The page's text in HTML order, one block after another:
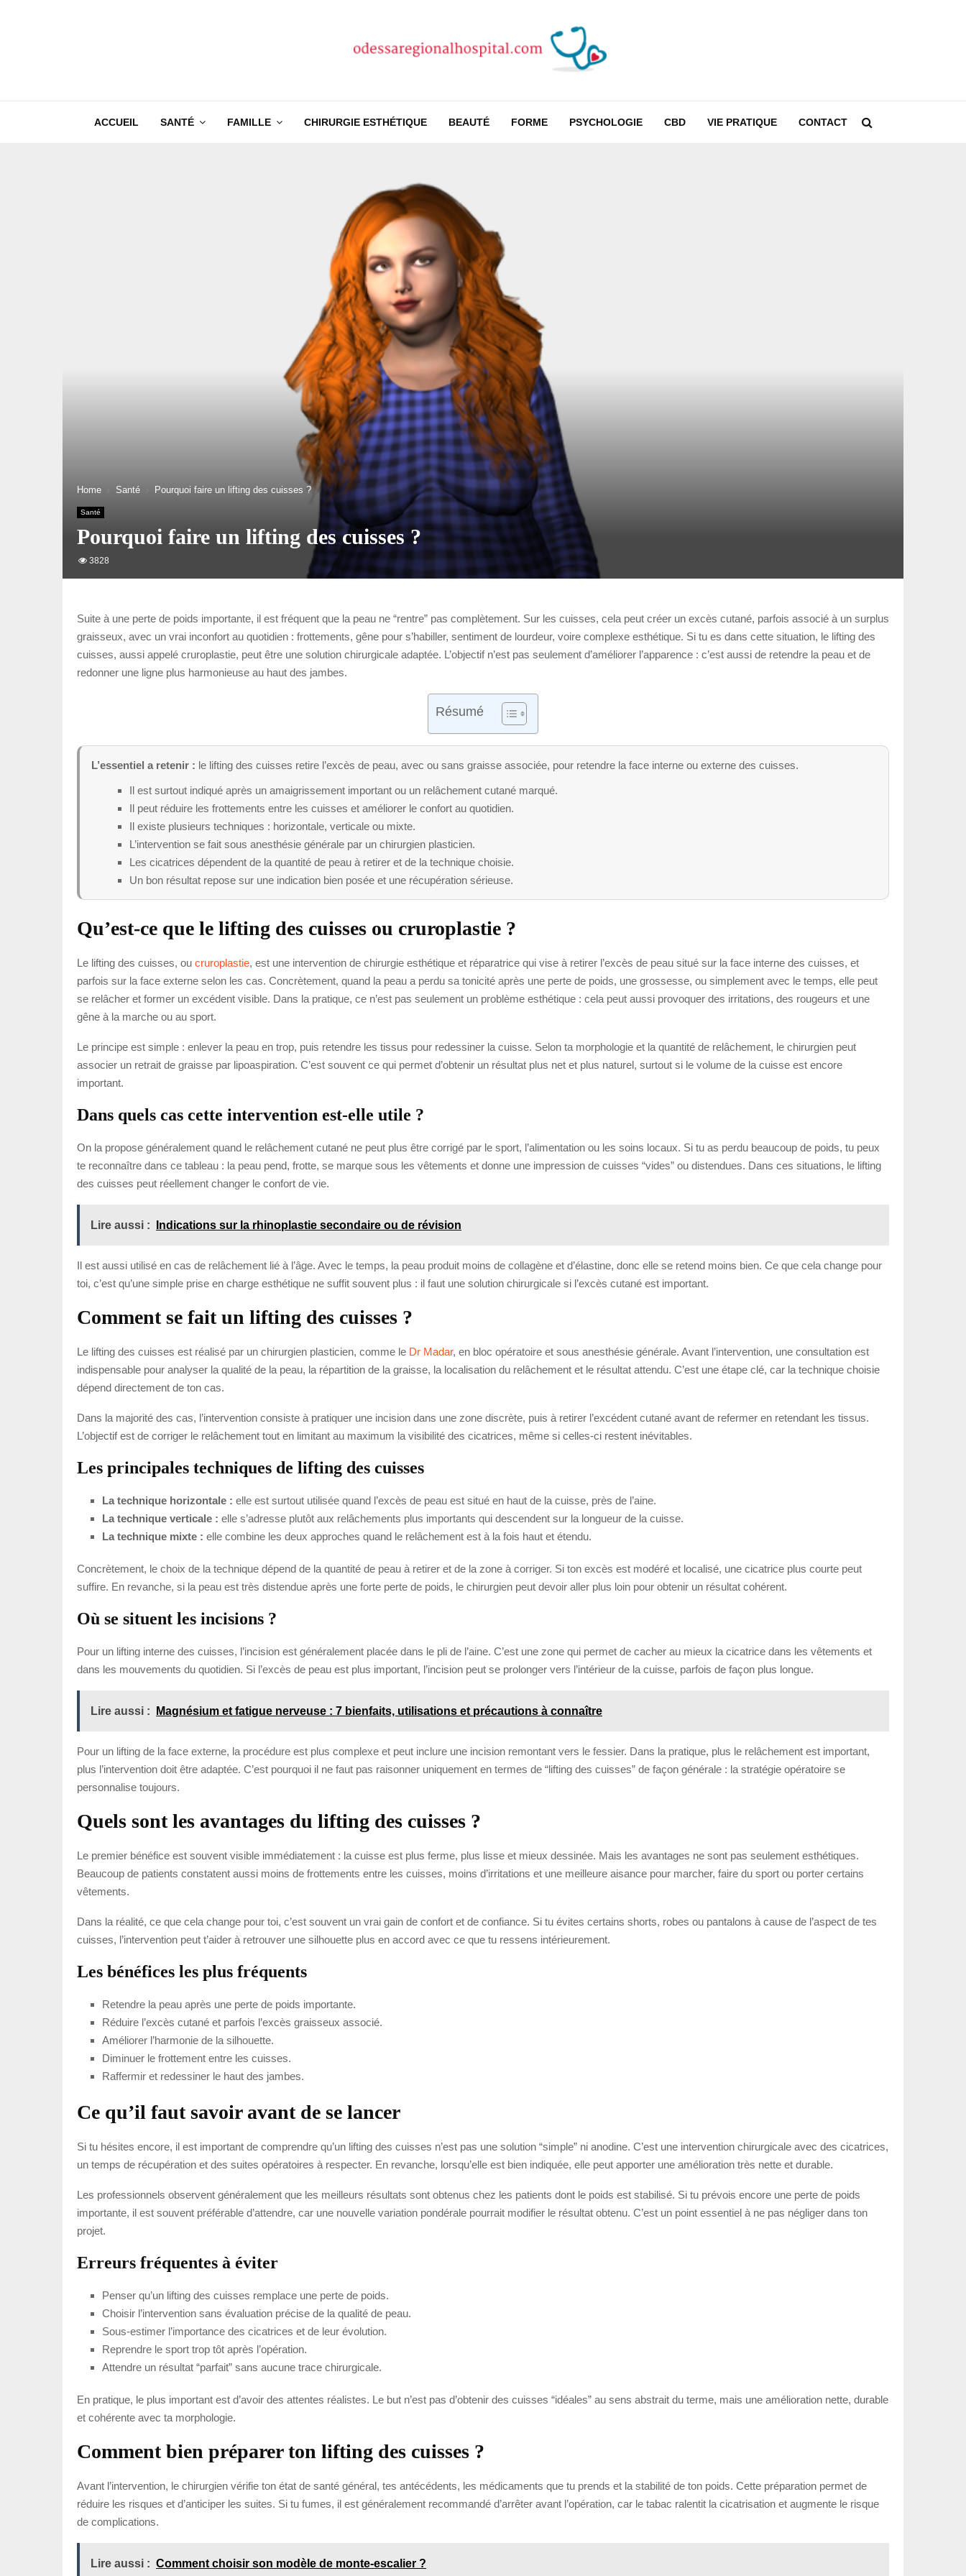
ACCUEIL SANTÉ FAMILLE CHIRURGIE ESTHÉTIQUE BEAUTÉ FORME PSYCHOLOGIE CBD VIE PRATIQUE CONTACT
Home Santé Pourquoi faire un lifting des cuisses ?
Santé
Pourquoi faire un lifting des cuisses ?
3828
Suite à une perte de poids importante, il est fréquent que la peau ne “rentre” pas complètement. Sur les cuisses, cela peut créer un excès cutané, parfois associé à un surplus
graisseux, avec un vrai inconfort au quotidien : frottements, gêne pour s’habiller, sentiment de lourdeur, voire complexe esthétique. Si tu es dans cette situation, le lifting des
cuisses, aussi appelé cruroplastie, peut être une solution chirurgicale adaptée. L’objectif n’est pas seulement d’améliorer l’apparence : c’est aussi de retendre la peau et de
redonner une ligne plus harmonieuse au haut des jambes.
Résumé
L’essentiel a retenir : le lifting des cuisses retire l’excès de peau, avec ou sans graisse associée, pour retendre la face interne ou externe des cuisses.
Il est surtout indiqué après un amaigrissement important ou un relâchement cutané marqué.
Il peut réduire les frottements entre les cuisses et améliorer le confort au quotidien.
Il existe plusieurs techniques : horizontale, verticale ou mixte.
L’intervention se fait sous anesthésie générale par un chirurgien plasticien.
Les cicatrices dépendent de la quantité de peau à retirer et de la technique choisie.
Un bon résultat repose sur une indication bien posée et une récupération sérieuse.
Qu’est-ce que le lifting des cuisses ou cruroplastie ?
Le lifting des cuisses, ou cruroplastie, est une intervention de chirurgie esthétique et réparatrice qui vise à retirer l’excès de peau situé sur la face interne des cuisses, et
parfois sur la face externe selon les cas. Concrètement, quand la peau a perdu sa tonicité après une perte de poids, une grossesse, ou simplement avec le temps, elle peut
se relâcher et former un excédent visible. Dans la pratique, ce n’est pas seulement un problème esthétique : cela peut aussi provoquer des irritations, des rougeurs et une
gêne à la marche ou au sport.
Le principe est simple : enlever la peau en trop, puis retendre les tissus pour redessiner la cuisse. Selon ta morphologie et la quantité de relâchement, le chirurgien peut
associer un retrait de graisse par lipoaspiration. C’est souvent ce qui permet d’obtenir un résultat plus net et plus naturel, surtout si le volume de la cuisse est encore
important.
Dans quels cas cette intervention est-elle utile ?
On la propose généralement quand le relâchement cutané ne peut plus être corrigé par le sport, l’alimentation ou les soins locaux. Si tu as perdu beaucoup de poids, tu peux
te reconnaître dans ce tableau : la peau pend, frotte, se marque sous les vêtements et donne une impression de cuisses “vides” ou distendues. Dans ces situations, le lifting
des cuisses peut réellement changer le confort de vie.
Lire aussi : Indications sur la rhinoplastie secondaire ou de révision
Il est aussi utilisé en cas de relâchement lié à l’âge. Avec le temps, la peau produit moins de collagène et d’élastine, donc elle se retend moins bien. Ce que cela change pour
toi, c’est qu’une simple prise en charge esthétique ne suffit souvent plus : il faut une solution chirurgicale si l’excès cutané est important.
Comment se fait un lifting des cuisses ?
Le lifting des cuisses est réalisé par un chirurgien plasticien, comme le Dr Madar, en bloc opératoire et sous anesthésie générale. Avant l’intervention, une consultation est
indispensable pour analyser la qualité de la peau, la répartition de la graisse, la localisation du relâchement et le résultat attendu. C’est une étape clé, car la technique choisie
dépend directement de ton cas.
Dans la majorité des cas, l’intervention consiste à pratiquer une incision dans une zone discrète, puis à retirer l’excédent cutané avant de refermer en retendant les tissus.
L’objectif est de corriger le relâchement tout en limitant au maximum la visibilité des cicatrices, même si celles-ci restent inévitables.
Les principales techniques de lifting des cuisses
La technique horizontale : elle est surtout utilisée quand l’excès de peau est situé en haut de la cuisse, près de l’aine.
La technique verticale : elle s’adresse plutôt aux relâchements plus importants qui descendent sur la longueur de la cuisse.
La technique mixte : elle combine les deux approches quand le relâchement est à la fois haut et étendu.
Concrètement, le choix de la technique dépend de la quantité de peau à retirer et de la zone à corriger. Si ton excès est modéré et localisé, une cicatrice plus courte peut
suffire. En revanche, si la peau est très distendue après une forte perte de poids, le chirurgien peut devoir aller plus loin pour obtenir un résultat cohérent.
Où se situent les incisions ?
Pour un lifting interne des cuisses, l’incision est généralement placée dans le pli de l’aine. C’est une zone qui permet de cacher au mieux la cicatrice dans les vêtements et
dans les mouvements du quotidien. Si l’excès de peau est plus important, l’incision peut se prolonger vers l’intérieur de la cuisse, parfois de façon plus longue.
Lire aussi : Magnésium et fatigue nerveuse : 7 bienfaits, utilisations et précautions à connaître
Pour un lifting de la face externe, la procédure est plus complexe et peut inclure une incision remontant vers le fessier. Dans la pratique, plus le relâchement est important,
plus l’intervention doit être adaptée. C’est pourquoi il ne faut pas raisonner uniquement en termes de “lifting des cuisses” de façon générale : la stratégie opératoire se
personnalise toujours.
Quels sont les avantages du lifting des cuisses ?
Le premier bénéfice est souvent visible immédiatement : la cuisse est plus ferme, plus lisse et mieux dessinée. Mais les avantages ne sont pas seulement esthétiques.
Beaucoup de patients constatent aussi moins de frottements entre les cuisses, moins d’irritations et une meilleure aisance pour marcher, faire du sport ou porter certains
vêtements.
Dans la réalité, ce que cela change pour toi, c’est souvent un vrai gain de confort et de confiance. Si tu évites certains shorts, robes ou pantalons à cause de l’aspect de tes
cuisses, l’intervention peut t’aider à retrouver une silhouette plus en accord avec ce que tu ressens intérieurement.
Les bénéfices les plus fréquents
Retendre la peau après une perte de poids importante.
Réduire l’excès cutané et parfois l’excès graisseux associé.
Améliorer l’harmonie de la silhouette.
Diminuer le frottement entre les cuisses.
Raffermir et redessiner le haut des jambes.
Ce qu’il faut savoir avant de se lancer
Si tu hésites encore, il est important de comprendre qu’un lifting des cuisses n’est pas une solution “simple” ni anodine. C’est une intervention chirurgicale avec des cicatrices,
un temps de récupération et des suites opératoires à respecter. En revanche, lorsqu’elle est bien indiquée, elle peut apporter une amélioration très nette et durable.
Les professionnels observent généralement que les meilleurs résultats sont obtenus chez les patients dont le poids est stabilisé. Si tu prévois encore une perte de poids
importante, il est souvent préférable d’attendre, car une nouvelle variation pondérale pourrait modifier le résultat obtenu. C’est un point essentiel à ne pas négliger dans ton
projet.
Erreurs fréquentes à éviter
Penser qu’un lifting des cuisses remplace une perte de poids.
Choisir l’intervention sans évaluation précise de la qualité de peau.
Sous-estimer l’importance des cicatrices et de leur évolution.
Reprendre le sport trop tôt après l’opération.
Attendre un résultat “parfait” sans aucune trace chirurgicale.
En pratique, le plus important est d’avoir des attentes réalistes. Le but n’est pas d’obtenir des cuisses “idéales” au sens abstrait du terme, mais une amélioration nette, durable
et cohérente avec ta morphologie.
Comment bien préparer ton lifting des cuisses ?
Avant l’intervention, le chirurgien vérifie ton état de santé général, tes antécédents, les médicaments que tu prends et la stabilité de ton poids. Cette préparation permet de
réduire les risques et d’anticiper les suites. Si tu fumes, il est généralement recommandé d’arrêter avant l’opération, car le tabac ralentit la cicatrisation et augmente le risque
de complications.
Lire aussi : Comment choisir son modèle de monte-escalier ?